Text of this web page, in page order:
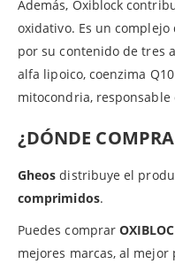
Además, Oxiblock
oxidativo. Es un complejo
por su contenido de tres
alfa lipoico, coenzima
mitocondria, responsable
¿DÓNDE
Gheosdistribuye el
comprimidos.
Puedes comprar
mejores marcas, al mejor